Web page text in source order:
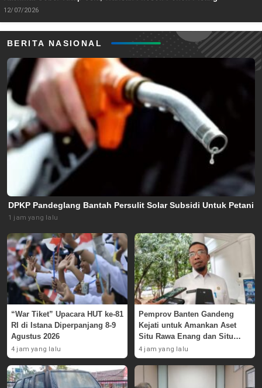
12/07/2026
BERITA NASIONAL
DPKP Pandeglang Bantah Persulit Solar Subsidi Untuk Petani
1 jam yang lalu
“War Tiket” Upacara HUT ke-81
RI di Istana Diperpanjang 8-9
Agustus 2026
4 jam yang lalu
Pemprov Banten Gandeng
Kejati untuk Amankan Aset
Situ Rawa Enang dan Situ
Rawa Pasaraut
4 jam yang lalu